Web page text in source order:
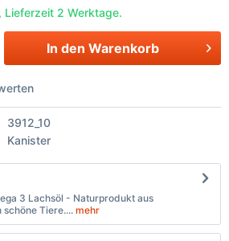
2 Werktage.
In den Warenkorb
3912_10
Kanister
3 Lachsöl - Naturprodukt aus
Tiere.... mehr